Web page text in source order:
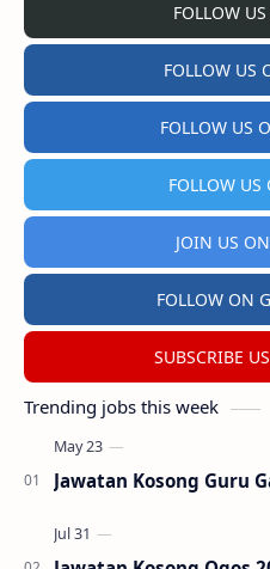
FOLLOW
FOLLOW US
FOLLOW US
FOLLOW US
JOIN US
FOLLOW ON
SUBSCRIBE
Trending jobs this week
Jawatan Kosong Guru